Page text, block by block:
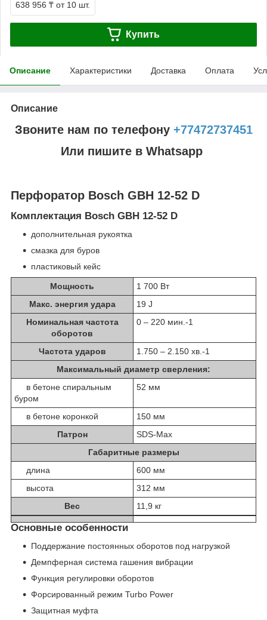
638 956 ₸ от 10 шт.
Купить
Описание Характеристики Доставка Оплата
Описание
Звоните нам по телефону +77472737451
Или пишите в Whatsapp
Перфоратор Bosch GBH 12-52 D
Комплектация Bosch GBH 12-52 D
дополнительная рукоятка
смазка для буров
пластиковый кейс
Мощность
1 700 Вт
Макс. энергия удара
19 J
Номинальная частота
оборотов
0 – 220 мин.-1
Частота ударов 1.750 – 2.150 хв.-1
Максимальный диаметр сверления:
в бетоне спиральным
буром
52 мм
в бетоне коронкой
150 мм
Патрон
SDS-Max
Габаритные размеры
длина
600 мм
высота
312 мм
Вес
11,9 кг
Основные особенности
Поддержание постоянных оборотов под нагрузкой
Демпферная система гашения вибрации
Функция регулировки оборотов
Форсированный режим Turbo Power
Защитная муфта